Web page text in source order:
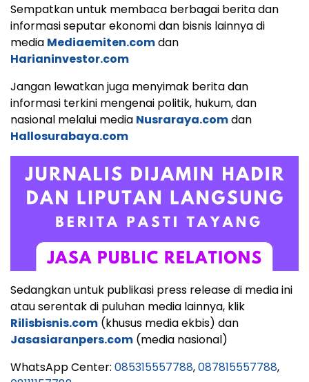
Sempatkan untuk membaca berbagai berita dan
informasi seputar ekonomi dan bisnis lainnya di
media Mediaemiten.comdan
Harianinvestor.com
Jangan lewatkan juga menyimak berita dan
informasi terkini mengenai politik, hukum, dan
nasional melalui media Nusraraya.comdan
Hallosurabaya.com
Sedangkan untuk publikasi press release di media ini
atau serentak di puluhan media lainnya, klik
Rilisbisnis.com (khusus media ekbis) dan
Jasasiaranpers.com (media nasional)
WhatsApp Center: 085315557788,087815557788,